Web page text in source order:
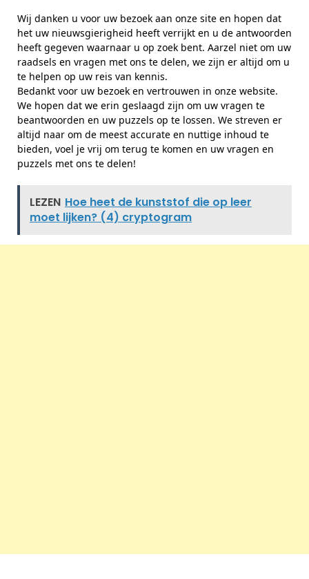
Wij danken u voor uw bezoek aan onze site en hopen dat
het uw nieuwsgierigheid heeft verrijkt en u de antwoorden
heeft gegeven waarnaar u op zoek bent. Aarzel niet om uw
raadsels en vragen met ons te delen, we zijn er altijd om u
te helpen op uw reis van kennis.
Bedankt voor uw bezoek en vertrouwen in onze website.
We hopen dat we erin geslaagd zijn om uw vragen te
beantwoorden en uw puzzels op te lossen. We streven er
altijd naar om de meest accurate en nuttige inhoud te
bieden, voel je vrij om terug te komen en uw vragen en
puzzels met ons te delen!
LEZEN Hoe heet de kunststof die op leer
moet lijken? (4) cryptogram